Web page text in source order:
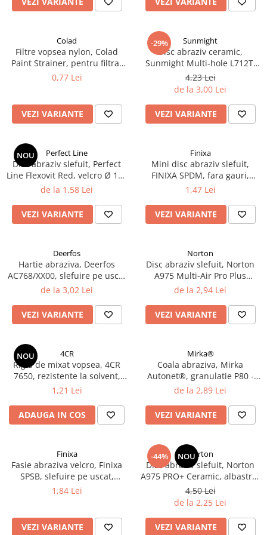
Accesori cana
Curatat
Degresant suprafete
2.5 MASCARE
Hartie mascare
Banda mascare
Suporti
2.6 SLEFUIRE
Disc abraziv velcro
Hartie abraziva
Bloc manual slefuire
Epoxy Primer
Filler
Filler UV
Intaritor Primer
Spray Primer
2.8 PREGATIREA VOPSELEI
Cupe mixare
Verificat vopseaua
Cartele verificat nuanta
Filtre vopsea
Diluant vopsea si lac
Agent dilutie vopsea apa
Diluant pentru pierdere
Diverse
Vopsea auto preparata
Indreptat fara vopsire
Montat si demontat
Scule tinichigerie
3.7 SUDURA
Aparat sudura MIG - MAG
Sarma sudura si electrozi
Protectie suduri
3.8 USCARE VOPSEA
Colad
Filtre vopsea nylon, Colad
Paint Strainer, pentru filtrat
vopsea 125 µ / 190 µ, pret 1
0,77 Lei
VEZI VARIANTE
-29% Sunmight
Disc abraziv ceramic,
Sunmight Multi-hole L712T,
cu film velcro, diametru 150
mm
4,23 Lei
de la 3,00 Lei
VEZI VARIANTE
NOU Perfect Line
Disc abraziv slefuit, Perfect
Line Flexovit Red, velcro Ø 150
mm
de la 1,58 Lei
VEZI VARIANTE
Finixa
Mini disc abraziv slefuit,
FINIXA SPDM, fara gauri,
diametru Ø 35 mm
1,47 Lei
VEZI VARIANTE
Deerfos
Hartie abraziva, Deerfos
AC768/XX00, slefuire pe uscat
sau umed, dimensiune 230 x
de la 3,02 Lei
VEZI VARIANTE
Norton
Disc abraziv slefuit, Norton
A975 Multi-Air Pro Plus
Ceramic, velcro, diametru Ø
de la 2,94 Lei
VEZI VARIANTE
NOU 4CR
Rigla de mixat vopsea, 4CR
7650, rezistente la solvent,
lungime 20 cm
1,21 Lei
ADAUGA IN COS
Mirka®
Coala abraziva, Mirka
Autonet®, granulatie P80 -
P320, dimensiune 70 mm x
de la 2,89 Lei
VEZI VARIANTE
Finixa
Fasie abraziva velcro, Finixa
SPSB, slefuire pe uscat,
granulatie P80 - P320,
1,84 Lei
VEZI VARIANTE
-44% NOUNorton
Disc abraziv slefuit, Norton
A975 PRO+ Ceramic, albastru,
velcro Ø 150 mm
4,50 Lei
de la 2,25 Lei
VEZI VARIANTE